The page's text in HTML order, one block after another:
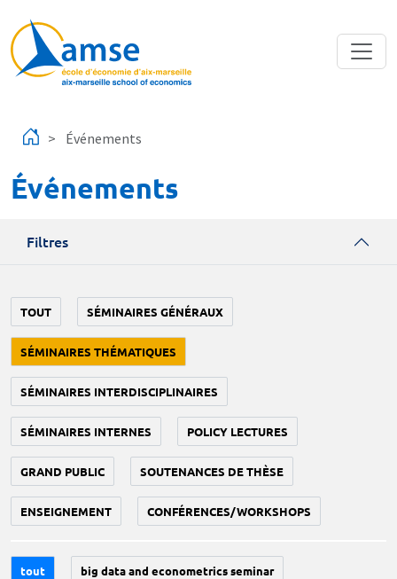
Événements
Événements
Filtres
TOUT SÉMINAIRES GÉNÉRAUX
SÉMINAIRES THÉMATIQUES
SÉMINAIRES INTERDISCIPLINAIRES
SÉMINAIRES INTERNES POLICY LECTURES
GRAND PUBLIC SOUTENANCES DE THÈSE
ENSEIGNEMENT CONFÉRENCES/WORKSHOPS
tout big data and econometrics seminar